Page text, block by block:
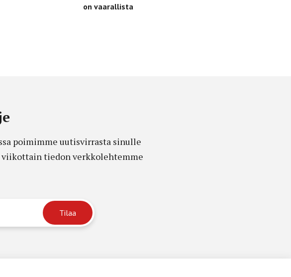
on vaarallista
poimimme uutisvirrasta sinulle
viikottain tiedon verkkolehtemme